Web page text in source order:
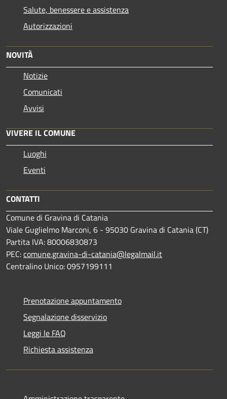
Salute, benessere e assistenza
Autorizzazioni
NOVITÀ
Notizie
Comunicati
Avvisi
VIVERE IL COMUNE
Luoghi
Eventi
CONTATTI
Comune di Gravina di Catania
Viale Guglielmo Marconi, 6 - 95030 Gravina di Catania (CT)
Partita IVA: 80006830873
PEC:comune.gravina-di-catania@legalmail.it
Centralino Unico: 0957199111
Prenotazione appuntamento
Segnalazione disservizio
Leggi le FAQ
Richiesta assistenza